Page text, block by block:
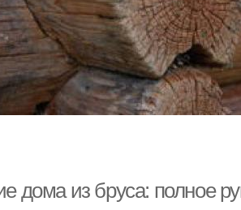
дома из бруса: полное